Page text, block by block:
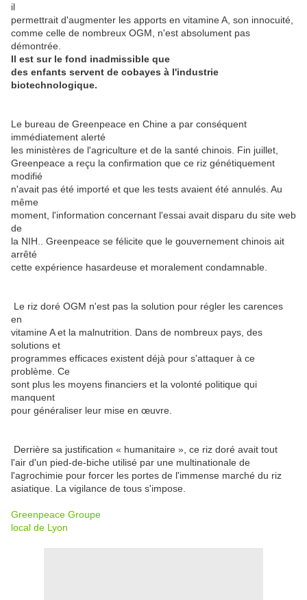
il
permettrait d'augmenter les apports en vitamine A, son innocuité,
comme celle de nombreux OGM, n'est absolument pas
démontrée.
Il est sur le fond inadmissible que
des enfants servent de cobayes à l'industrie
biotechnologique.
Le bureau de Greenpeace en Chine a par conséquent
immédiatement alerté
les ministères de l'agriculture et de la santé chinois. Fin juillet,
Greenpeace a reçu la confirmation que ce riz génétiquement
modifié
n'avait pas été importé et que les tests avaient été annulés. Au
même
moment, l'information concernant l'essai avait disparu du site web
de
la NIH.. Greenpeace se félicite que le gouvernement chinois ait
arrêté
cette expérience hasardeuse et moralement condamnable.
Le riz doré OGM n'est pas la solution pour régler les carences
en
vitamine A et la malnutrition. Dans de nombreux pays, des
solutions et
programmes efficaces existent déjà pour s'attaquer à ce
problème. Ce
sont plus les moyens financiers et la volonté politique qui
manquent
pour généraliser leur mise en œuvre.
Derrière sa justification « humanitaire », ce riz doré avait tout
l'air d'un pied-de-biche utilisé par une multinationale de
l'agrochimie pour forcer les portes de l'immense marché du riz
asiatique. La vigilance de tous s'impose.
Greenpeace Groupe
local de Lyon